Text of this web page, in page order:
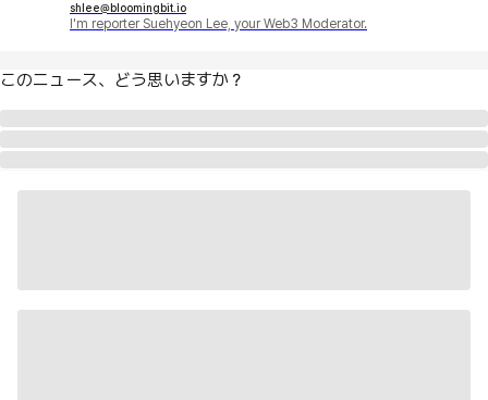
shlee@bloomingbit.io
I'm reporter Suehyeon Lee, your Web3 Moderator.
このニュース、どう思いますか？